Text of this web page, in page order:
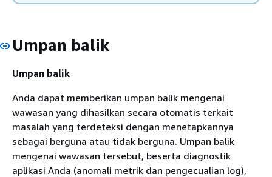
Umpan balik
Umpan balik
Anda dapat memberikan umpan balik mengenai
wawasan yang dihasilkan secara otomatis terkait
masalah yang terdeteksi dengan menetapkannya
sebagai berguna atau tidak berguna. Umpan balik
mengenai wawasan tersebut, beserta diagnostik
aplikasi Anda (anomali metrik dan pengecualian log),